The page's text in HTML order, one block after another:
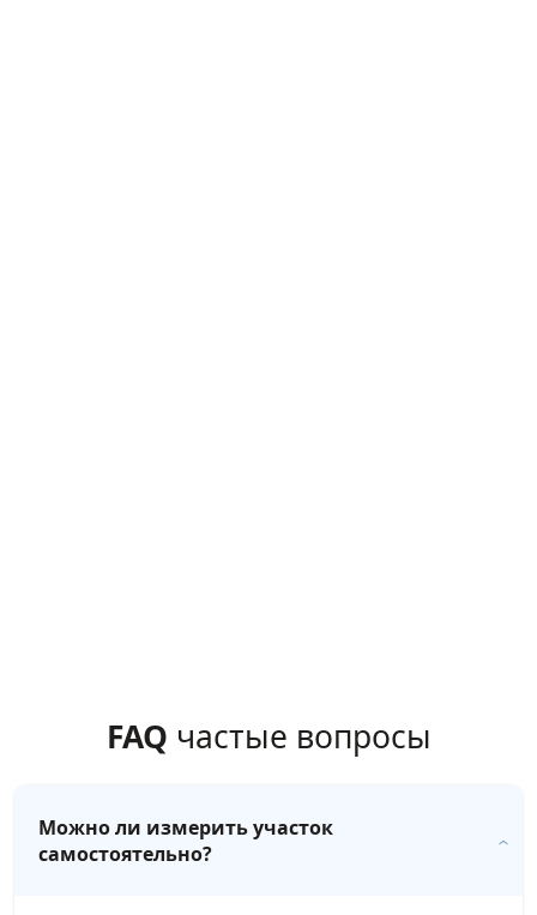
FAQ частые вопросы
Можно ли измерить участок
самостоятельно?